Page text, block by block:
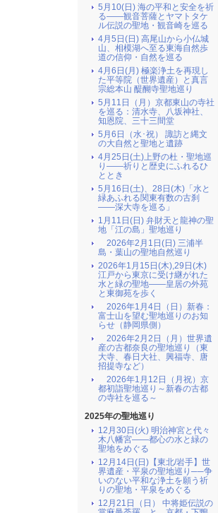
5月10(日) 海の平和と安全を祈
る――観音菩薩とヤマトタケ
ル伝説の聖地・観音崎を巡る
4月5日(日) 高尾山から小仏城
山、相模湖へ至る東海自然歩
道の信仰・自然を巡る
4月6日(月) 極楽浄土を再現し
た平等院（世界遺産）と真言
宗総本山 醍醐寺聖地巡り
5月11日（月）京都東山の寺社
を巡る：清水寺、八坂神社、
知恩院、三十三間堂
5月6日（水･祝） 諏訪と縄文
の大自然と聖地と遺跡
4月25日(土)上野の杜・聖地巡
り――祈りと歴史にふれるひ
ととき
5月16日(土)、28日(木)「水と
緑あふれる関東有数の古刹
――深大寺を巡る」
1月11日(日) 弁財天と龍神の聖
地「江の島」聖地巡り
2026年2月1日(日) 三浦半
島・葉山の聖地自然巡り
2026年1月15日(木),29日(木)
江戸から東京に受け継がれた
水と緑の聖地――皇居の外苑
と東御苑を歩く
2026年1月4日（日）新春：
富士山を望む聖地巡りのお知
らせ（静岡県側）
2026年2月2日（月）世界遺
産の古都奈良の聖地巡り（東
大寺、春日大社、興福寺、唐
招提寺など）
2026年1月12日（月祝）京
都初詣聖地巡り～新春の古都
の寺社を巡る～
2025年の聖地巡り
12月30日(火) 明治神宮と代々
木八幡宮――都心の水と緑の
聖地をめぐる
12月14日(日)【東北/岩手】世
界遺産・平泉の聖地巡り──争
いのない平和な浄土を願う祈
りの聖地・平泉をめぐる
12月21日（日） 中将姫伝説の